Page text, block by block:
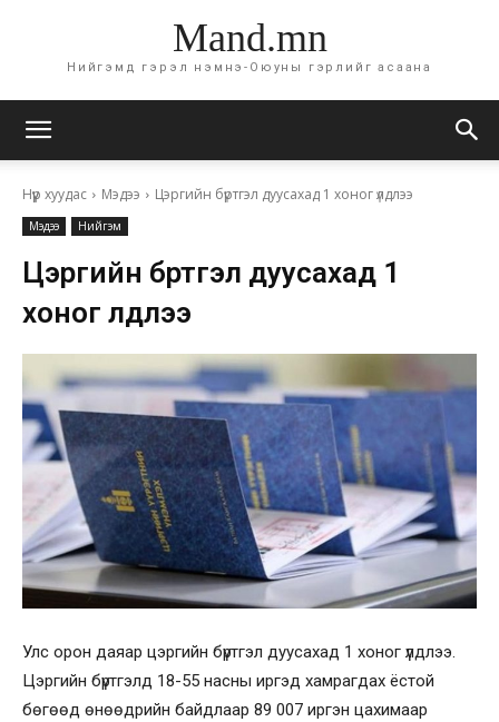
Mand.mn
Нийгэмд гэрэл нэмнэ-Оюуны гэрлийг асаана
Нүүр хуудас Мэдээ Цэргийн бүртгэл дуусахад 1 хоног үлдлээ
Мэдээ Нийгэм
Цэргийн бүртгэл дуусахад 1
хоног үлдлээ
Улс орон даяар цэргийн бүртгэл дуусахад 1 хоног үлдлээ.
Цэргийн бүртгэлд 18-55 насны иргэд хамрагдах ёстой
бөгөөд өнөөдрийн байдлаар 89 007 иргэн цахимаар